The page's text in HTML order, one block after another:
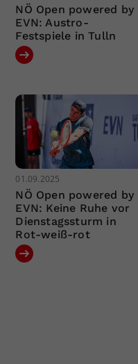
NÖ Open powered by
EVN: Austro-
Festspiele in Tulln
01.09.2025
NÖ Open powered by
EVN: Keine Ruhe vor
Dienstagssturm in
Rot-weiß-rot